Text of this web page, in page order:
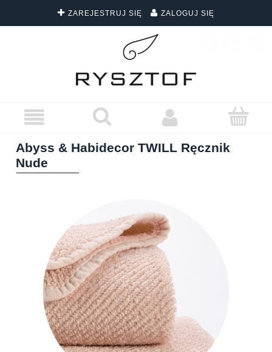
ZAREJESTRUJ SIĘ ZALOGUJ SIĘ
DARMOWA DOSTAWA WSZYSTKICH ZAMÓWIEŃ
Abyss & Habidecor TWILL Ręcznik
Nude